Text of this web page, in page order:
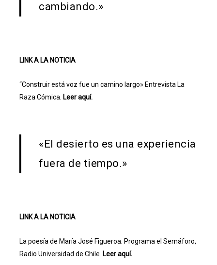
cambiando.»
LINK A LA NOTICIA
“Construir está voz fue un camino largo» Entrevista La
Raza Cómica. Leer aquí.
«El desierto es una experiencia
fuera de tiempo.»
LINK A LA NOTICIA
La poesía de María José Figueroa. Programa el Semáforo,
Radio Universidad de Chile. Leer aquí.